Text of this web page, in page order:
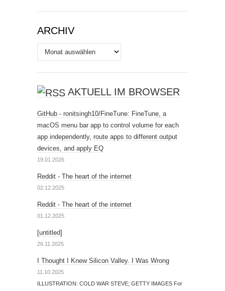
ARCHIV
Archiv
AKTUELL IM BROWSER
GitHub - ronitsingh10/FineTune: FineTune, a
macOS menu bar app to control volume for each
app independently, route apps to different output
devices, and apply EQ
19.01.2026
Reddit - The heart of the internet
02.12.2025
Reddit - The heart of the internet
01.12.2025
[untitled]
26.11.2025
I Thought I Knew Silicon Valley. I Was Wrong
11.10.2025
ILLUSTRATION: COLD WAR STEVE; GETTY IMAGES For